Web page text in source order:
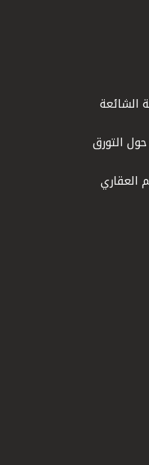
الشائعة
التورق
العقاري